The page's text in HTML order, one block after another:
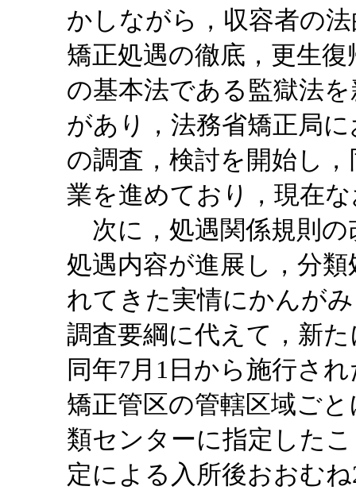
かしながら，収容者の
矯正処遇の徹底，更生
の基本法である監獄法
があり，法務省矯正局
の調査，検討を開始し
業を進めており，現在
次に，処遇関係規則の
処遇内容が進展し，分
れてきた実情にかんが
調査要綱に代えて，新
同年7月1日から施行さ
矯正管区の管轄区域ご
類センターに指定した
定による入所後おおむ